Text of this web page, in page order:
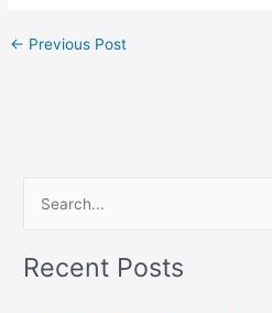
← Previous Post
a
Recent Posts